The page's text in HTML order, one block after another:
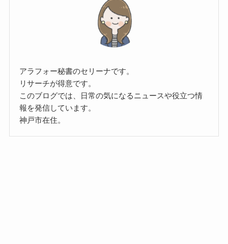
アラフォー秘書のセリーナです。
リサーチが得意です。
このブログでは、日常の気になるニュースや役立つ情
報を発信しています。
神戸市在住。